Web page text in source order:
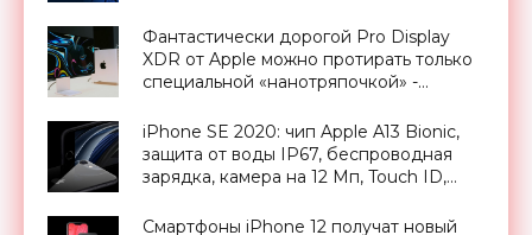
Фантастически дорогой Pro Display
XDR от Apple можно протирать только
специальной «нанотряпочкой» -
iPhone SE 2020: чип Apple A13 Bionic,
защита от воды IP67, беспроводная
зарядка, камера на 12 Мп, Touch ID,
$400 - «Смартфоны»
Смартфоны iPhone 12 получат новый